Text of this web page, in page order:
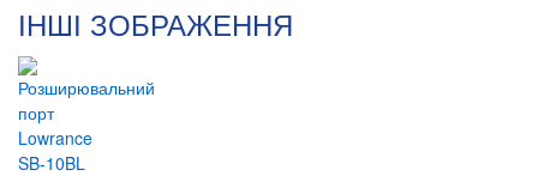
ІНШІ ЗОБРАЖЕННЯ